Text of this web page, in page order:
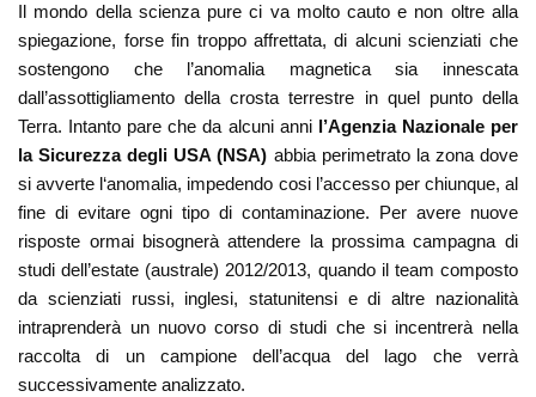
Il mondo della scienza pure ci va molto cauto e non oltre alla
spiegazione, forse fin troppo affrettata, di alcuni scienziati che
sostengono che l’anomalia magnetica sia innescata
dall’assottigliamento della crosta terrestre in quel punto della
Terra. Intanto pare che da alcuni anni l’Agenzia Nazionale per
la Sicurezza degli USA (NSA) abbia perimetrato la zona dove
si avverte l‘anomalia, impedendo cosi l’accesso per chiunque, al
fine di evitare ogni tipo di contaminazione. Per avere nuove
risposte ormai bisognerà attendere la prossima campagna di
studi dell’estate (australe) 2012/2013, quando il team composto
da scienziati russi, inglesi, statunitensi e di altre nazionalità
intraprenderà un nuovo corso di studi che si incentrerà nella
raccolta di un campione dell’acqua del lago che verrà
successivamente analizzato.